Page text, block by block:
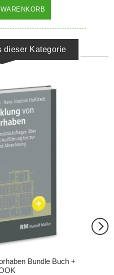
WARENKORB
dieser Kategorie
Bundle Buch +